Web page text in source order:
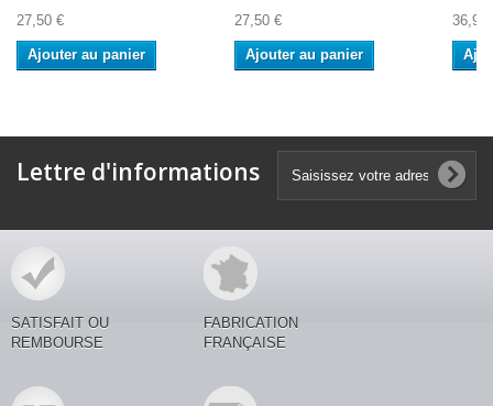
27,50 €
Ajouter au panier
27,50 €
Ajouter au panier
36,90
Lettre d'informations
SATISFAIT OU
REMBOURSE
FABRICATION
FRANÇAISE